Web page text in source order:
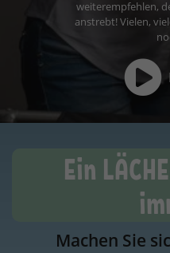
Ein
Machen Sie